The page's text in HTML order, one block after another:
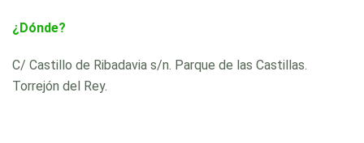
¿Dónde?
C/ Castillo de Ribadavia s/n. Parque de las Castillas.
Torrejón del Rey.